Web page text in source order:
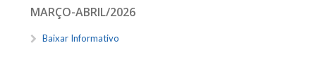
MARÇO-ABRIL/2026
Baixar Informativo